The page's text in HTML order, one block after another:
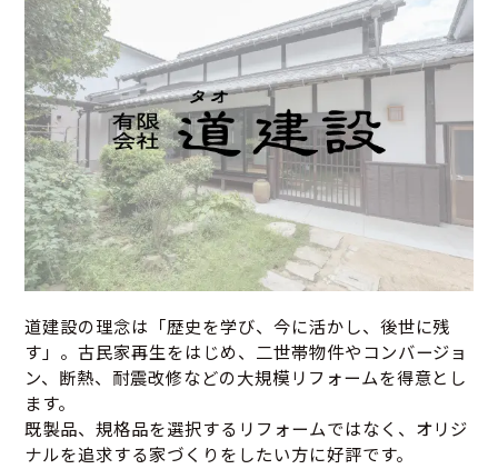
道建設の理念は「歴史を学び、今に活かし、後世に残
す」。古民家再生をはじめ、二世帯物件やコンバージョ
ン、断熱、耐震改修などの大規模リフォームを得意とし
ます。
既製品、規格品を選択するリフォームではなく、オリジ
ナルを追求する家づくりをしたい方に好評です。